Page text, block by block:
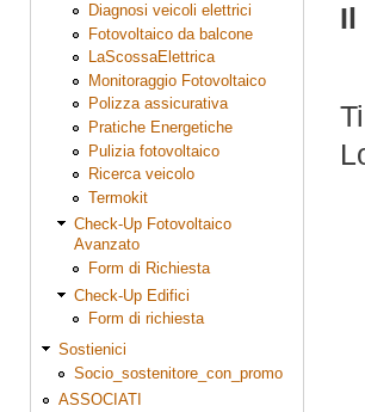
Diagnosi veicoli elettrici
Fotovoltaico da balcone
LaScossaElettrica
Monitoraggio Fotovoltaico
Polizza assicurativa
Pratiche Energetiche
Pulizia fotovoltaico
Ricerca veicolo
Termokit
Check-Up Fotovoltaico
Avanzato
Form di Richiesta
Check-Up Edifici
Form di richiesta
Sostienici
Socio_sostenitore_con_promo
ASSOCIATI
Il